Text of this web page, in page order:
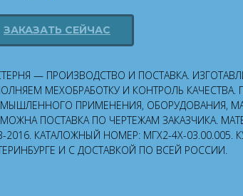
ЗАКАЗАТЬ СЕЙЧАС
— ПРОИЗВОДСТВО И ПОСТАВКА.
МЕХОБРАБОТКУ И КОНТРОЛЬ КАЧЕСТВА.
ПРИМЕНЕНИЯ, ОБОРУДОВАНИЯ,
ПОСТАВКА ПО ЧЕРТЕЖАМ ЗАКАЗЧИКА.
2016. КАТАЛОЖНЫЙ НОМЕР: МГХ2-4Х-03.00.005.
И С ДОСТАВКОЙ ПО ВСЕЙ РОССИИ.